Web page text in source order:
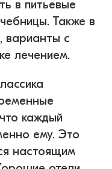
в питьевые
Также в
варианты с
лечением.
каждый
ему. Это
настоящим